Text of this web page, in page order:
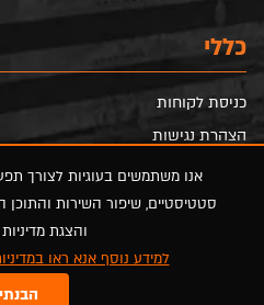
כללי
כניסת לקוחות
הצהרת נגישות
הסדרי נגישות
מדיניות פרטיות
US
אנו משתמשים בעוגיות לצורך
סטטיסטיים, שיפור השירות והתוכן
והצגת
למידע נוסף אנא ראו
הבנתי